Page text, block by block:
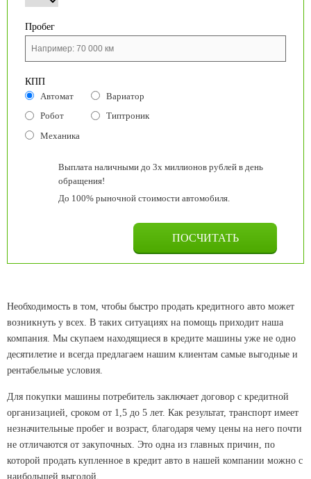
Пробег
КПП
Автомат
Вариатор
Робот
Типтроник
Механика
Выплата наличными до 3х миллионов рублей в день
обращения!
До 100% рыночной стоимости автомобиля.
Необходимость в том, чтобы быстро продать кредитного авто может
возникнуть у всех. В таких ситуациях на помощь приходит наша
компания. Мы скупаем находящиеся в кредите машины уже не одно
десятилетие и всегда предлагаем нашим клиентам самые выгодные и
рентабельные условия.
Для покупки машины потребитель заключает договор с кредитной
организацией, сроком от 1,5 до 5 лет. Как результат, транспорт имеет
незначительные пробег и возраст, благодаря чему цены на него почти
не отличаются от закупочных. Это одна из главных причин, по
которой продать купленное в кредит авто в нашей компании можно с
наибольшей выгодой.